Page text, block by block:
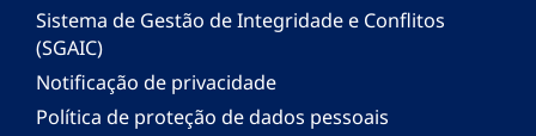
Sistema de Gestão de Integridade e Conflitos
(SGAIC)
Notificação de privacidade
Política de proteção de dados pessoais